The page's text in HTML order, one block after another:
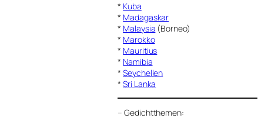
* Kuba
* Madagaskar
* Malaysia (Borneo)
* Marokko
* Mauritius
* Namibia
*Seychellen
*Sri Lanka
–Gedichtthemen: